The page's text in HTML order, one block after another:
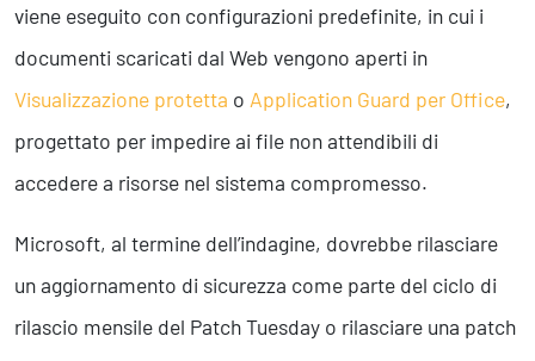
viene eseguito con configurazioni predefinite, in cui i
documenti scaricati dal Web vengono aperti in
Visualizzazione protetta o Application Guard per Office,
progettato per impedire ai file non attendibili di
accedere a risorse nel sistema compromesso.
Microsoft, al termine dell’indagine, dovrebbe rilasciare
un aggiornamento di sicurezza come parte del ciclo di
rilascio mensile del Patch Tuesday o rilasciare una patch